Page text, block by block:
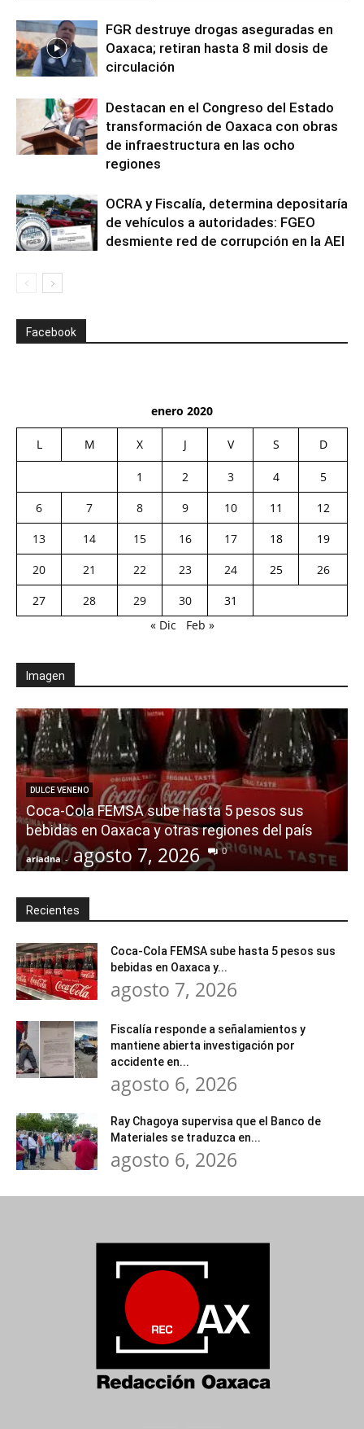
FGR destruye drogas aseguradas en
Oaxaca; retiran hasta 8 mil dosis de
circulación
Destacan en el Congreso del Estado
transformación de Oaxaca con obras
de infraestructura en las ocho
regiones
OCRA y Fiscalía, determina depositaría
de vehículos a autoridades: FGEO
desmiente red de corrupción en la AEI
Facebook
enero 2020
L M X J V S D
1 2 3 4
5
6
7 8 9 10 11
12
13
14 15 16 17 18
19
20
21 22 23 24 25
26
27
28 29 30
31
« Dic
Feb »
Imagen
DULCE VENENO
Coca-Cola FEMSA sube hasta 5 pesos sus
bebidas en Oaxaca y otras regiones del país
ariadna - agosto 7, 2026 0
Recientes
Coca-Cola FEMSA sube hasta 5 pesos sus
bebidas en Oaxaca y...
agosto 7, 2026
Fiscalía responde a señalamientos y
mantiene abierta investigación por
accidente en...
agosto 6, 2026
Ray Chagoya supervisa que el Banco de
Materiales se traduzca en...
agosto 6, 2026